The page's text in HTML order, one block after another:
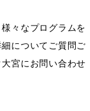
々なプログラムを
についてご質問ご
宮にお問い合わせ